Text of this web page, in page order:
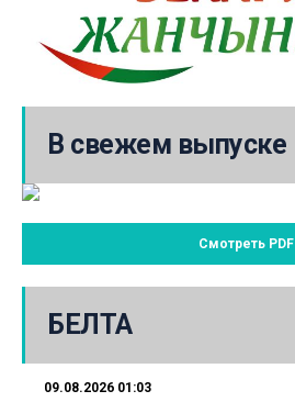
В свежем выпуске
Смотреть PDF
БЕЛТА
09.08.2026 01:03